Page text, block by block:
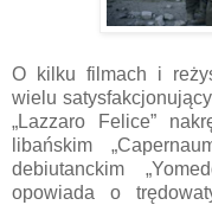
O kilku filmach i
wielu
„Lazzaro Felice”
libańskim
debiutanckim
opowiada o